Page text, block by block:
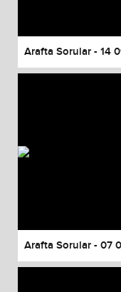
Arafta Sorular - 14
Arafta Sorular - 07